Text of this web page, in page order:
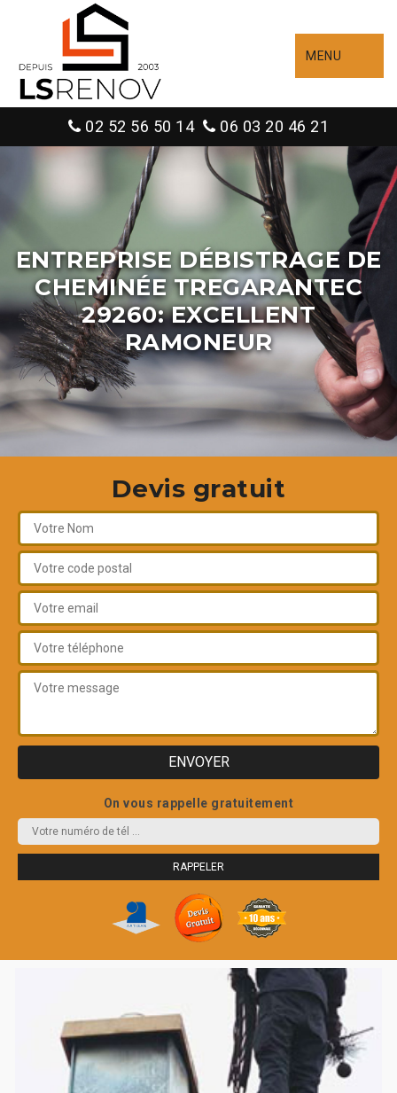
MENU
02 52 56 50 14 06 03 20 46 21
ENTREPRISE DÉBISTRAGE DE
CHEMINÉE TREGARANTEC
29260: EXCELLENT
RAMONEUR
Devis gratuit
On vous rappelle gratuitement